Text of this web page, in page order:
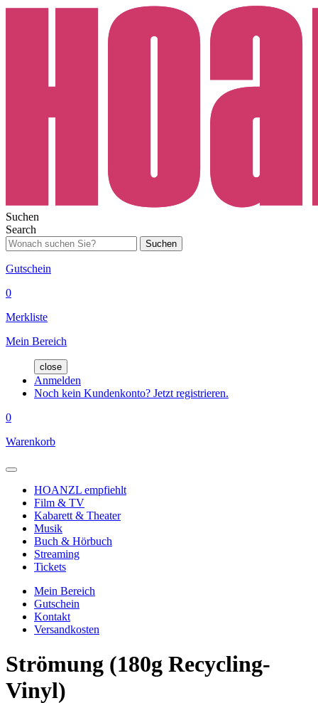
Suchen
Search
Suchen
Gutschein
0
Merkliste
Mein Bereich
close
Anmelden
Noch kein Kundenkonto? Jetzt registrieren.
0
Warenkorb
HOANZL empfiehlt
Film & TV
Kabarett & Theater
Musik
Buch & Hörbuch
Streaming
Tickets
Mein Bereich
Gutschein
Kontakt
Versandkosten
Strömung (180g Recycling-
Vinyl)